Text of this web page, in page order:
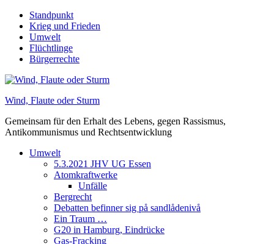
Skip
content
Standpunkt
Krieg und Frieden
Umwelt
Flüchtlinge
Bürgerrechte
Wind, Flaute oder Sturm
Gemeinsam für den Erhalt des Lebens, gegen Rassismus,
Antikommunismus und Rechtsentwicklung
Umwelt
5.3.2021 JHV UG Essen
Atomkraftwerke
Unfälle
Bergrecht
Debatten befinner sig på sandlådenivå
Ein Traum …
G20 in Hamburg, Eindrücke
Gas-Fracking